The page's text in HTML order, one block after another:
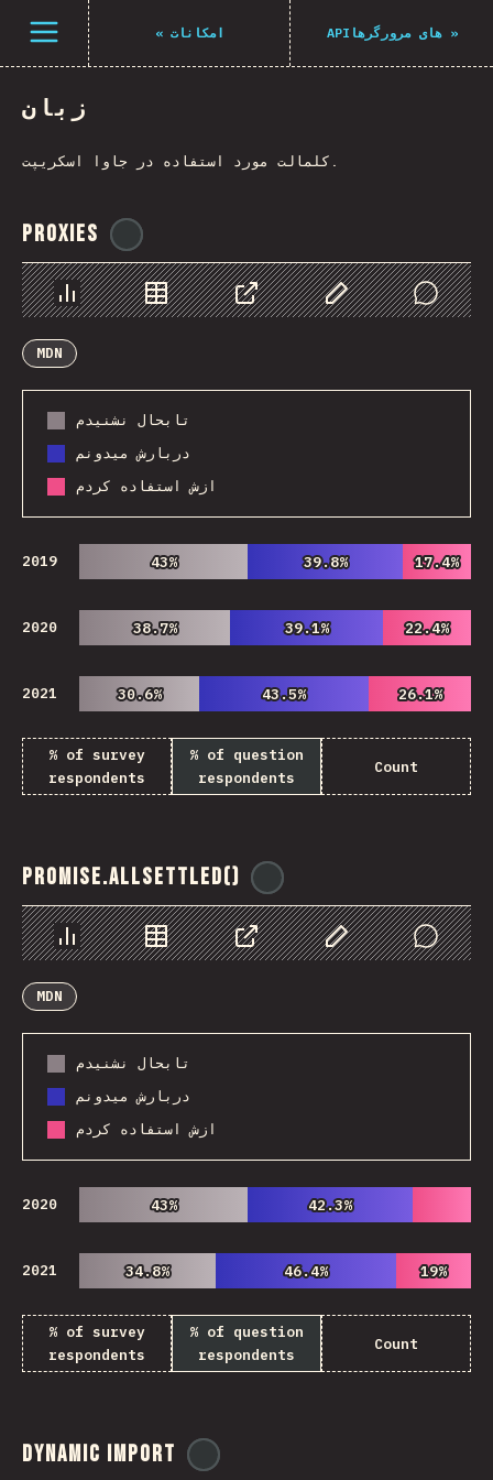
باز کردن منو « امکانات APIهای مرورگرها»
زبان
کلمالت مورد استفاده در جاوا اسکریپت.
Proxies
Chart Data Share Customize Data
Comments
MDN
تابحال نشنیدم
دربارش میدونم
ازش استفاده کردم
2019 43%
43% 39.8%
39.8% 17.4%
17.4%
2020 38.7%
38.7% 39.1%
39.1% 22.4%
22.4%
2021 30.6%
30.6% 43.5%
43.5% 26.1%
26.1%
% of survey
respondents
% of question
respondents
Count
Promise.allSettled()
Chart Data Share Customize Data
Comments
MDN
تابحال نشنیدم
دربارش میدونم
ازش استفاده کردم
2020 43%
43% 42.3%
42.3%
2021 34.8%
34.8% 46.4%
46.4% 19%
19%
% of survey
respondents
% of question
respondents
Count
Dynamic Import
Navigated to The State of JS 2021